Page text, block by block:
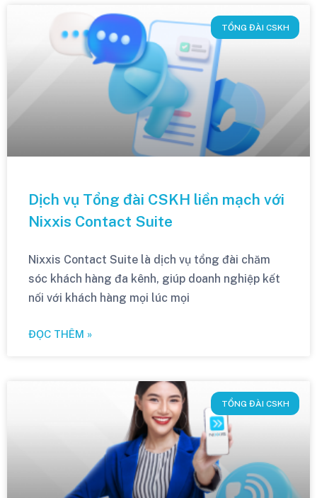
TỔNG ĐÀI CSKH
Dịch vụ Tổng đài CSKH liền mạch với
Nixxis Contact Suite
Nixxis Contact Suite là dịch vụ tổng đài chăm
sóc khách hàng đa kênh, giúp doanh nghiệp kết
nối với khách hàng mọi lúc mọi
ĐỌC THÊM »
TỔNG ĐÀI CSKH